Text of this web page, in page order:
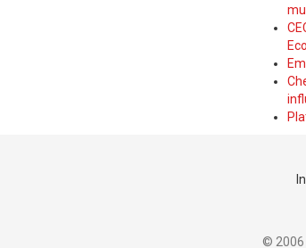
© 2006